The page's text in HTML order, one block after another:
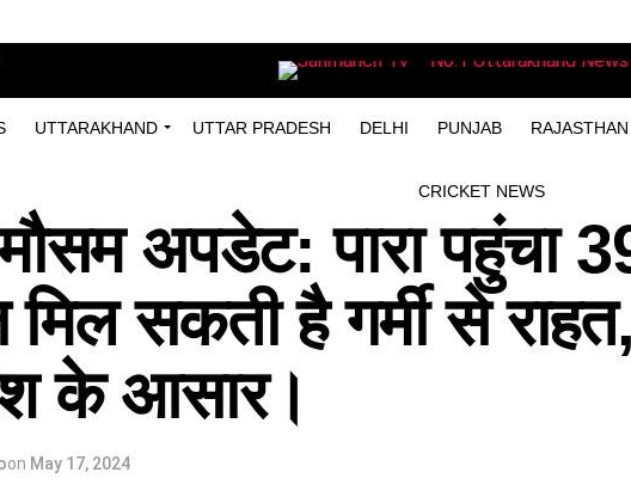
UTTARAKHAND UTTAR PRADESH DELHI PUNJAB RAJASTHAN
CRICKET NEWS
उत्तराखंड में
अपडेट: पारा पहुंचा
सकती है गर्मी से
के आसार।
on May 17, 2024